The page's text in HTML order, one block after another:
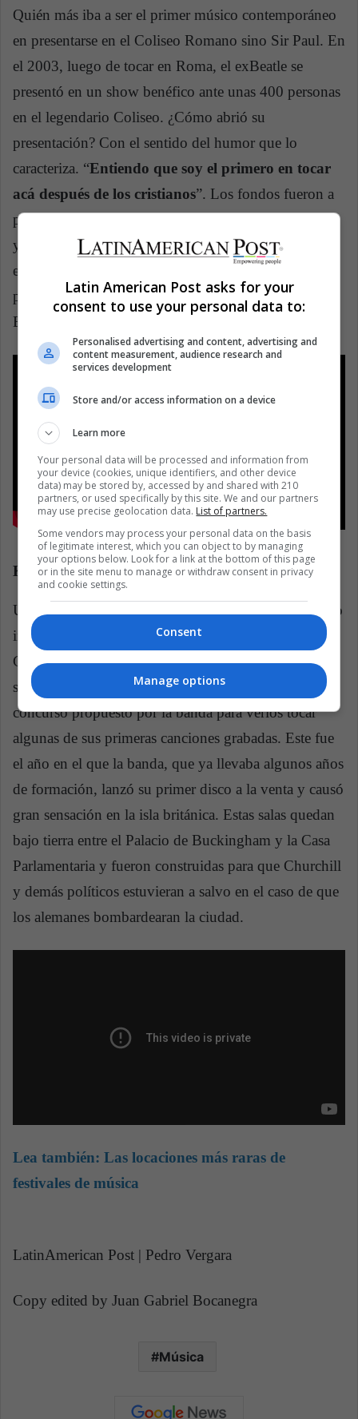
Quién más iba a ser el primer músico contemporáneo
en presentarse en el Coliseo Romano sino Sir Paul. En
el 2003, luego de tocar en Roma, el exBeatle se
presentó en un show benéfico ante unas 400 personas
en el legendario Coliseo. ¿Cómo abrió su
presentación? Con el sentido del humor que lo
caracteriza. “Entiendo que soy el primero en tocar
acá después de los cristianos”. Los fondos fueron a
parar directamente a la oficina de arqueología romana
y a una fundación anti minas personales. El
espectáculo duró un poco más de tres horas y los
pocos afortunados espectadores cantaron éxitos de los
Beatles, de Wings y de su carrera como solista.
Kasabian – Salas de Gabinete de Guerra
Unos setenta años luego de que Churchill y su equipo
inglés planearan la victoria aliada en la Segunda
Guerra Mundial, los de Leicester dieron un show
secreto para unos pocos fanáticos ganadores de un
concurso propuesto por la banda para verlos tocar
algunas de sus primeras canciones grabadas. Este fue
el año en el que la banda, que ya llevaba algunos años
de formación, lanzó su primer disco a la venta y causó
gran sensación en la isla británica. Estas salas quedan
bajo tierra entre el Palacio de Buckingham y la Casa
Parlamentaria y fueron construidas para que Churchill
y demás políticos estuvieran a salvo en el caso de que
los alemanes bombardearan la ciudad.
Lea también: Las locaciones más raras de
festivales de música
LatinAmerican Post | Pedro Vergara
Copy edited by Juan Gabriel Bocanegra
Música
Latin American Post asks for your
consent to use your personal data to:
Personalised advertising and content, advertising and
content measurement, audience research and
services development
Store and/or access information on a device
Learn more
Your personal data will be processed and information from
your device (cookies, unique identifiers, and other device
data) may be stored by, accessed by and shared with 210
partners, or used specifically by this site. We and our partners
may use precise geolocation data. List of partners.
Some vendors may process your personal data on the basis
of legitimate interest, which you can object to by managing
your options below. Look for a link at the bottom of this page
or in the site menu to manage or withdraw consent in privacy
and cookie settings.
Consent
Manage options